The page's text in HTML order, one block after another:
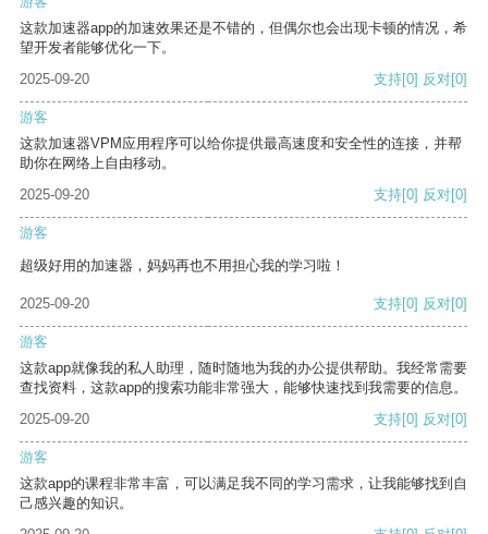
这款加速器app的加速效果还是不错的，但偶尔也会出现卡顿的情况，希
望开发者能够优化一下。
2025-09-20
支持[0] 反对[0]
游客
这款加速器VPM应用程序可以给你提供最高速度和安全性的连接，并帮
助你在网络上自由移动。
2025-09-20
支持[0] 反对[0]
游客
超级好用的加速器，妈妈再也不用担心我的学习啦！
2025-09-20 支持[0] 反对[0]
游客
这款app就像我的私人助理，随时随地为我的办公提供帮助。我经常需要
查找资料，这款app的搜索功能非常强大，能够快速找到我需要的信息。
2025-09-20
支持[0] 反对[0]
游客
这款app的课程非常丰富，可以满足我不同的学习需求，让我能够找到自
己感兴趣的知识。